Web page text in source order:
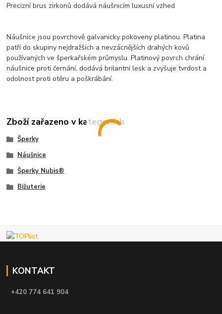
Precizní brus zirkonů dodává náušnicím luxusní vzhed
Náušnice jsou povrchově galvanicky pokoveny platinou. Platina
patří do skupiny nejdražších a nevzácnějších drahých kovů
používaných ve šperkařském průmyslu. Platinový povrch chrání
náušnice proti černání, dodává brilantní lesk a zvyšuje tvrdost a
odolnost proti otěru a poškrábání.
Zboží zařazeno v kategoriích
Šperky
Náušnice
Šperky Nubis®
Bižuterie
KONTAKT
+420 774 641 904